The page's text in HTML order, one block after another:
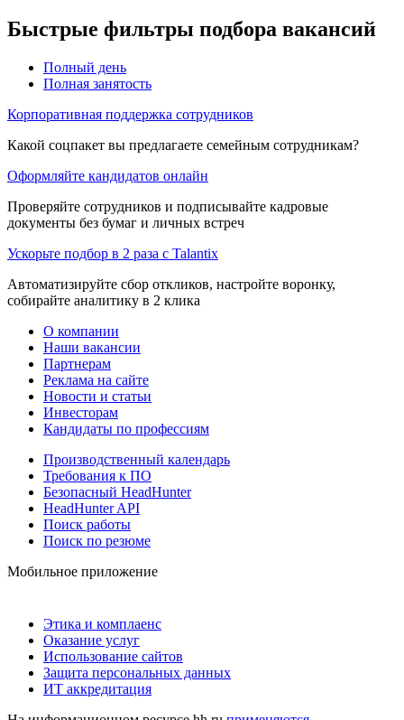
Быстрые фильтры подбора вакансий
Полный день
Полная занятость
Корпоративная поддержка сотрудников
Какой соцпакет вы предлагаете семейным сотрудникам?
Оформляйте кандидатов онлайн
Проверяйте сотрудников и подписывайте кадровые
документы без бумаг и личных встреч
Ускорьте подбор в 2 раза с Talantix
Автоматизируйте сбор откликов, настройте воронку,
собирайте аналитику в 2 клика
О компании
Наши вакансии
Партнерам
Реклама на сайте
Новости и статьи
Инвесторам
Кандидаты по профессиям
Производственный календарь
Требования к ПО
Безопасный HeadHunter
HeadHunter API
Поиск работы
Поиск по резюме
Мобильное приложение
Этика и комплаенс
Оказание услуг
Использование сайтов
Защита персональных данных
ИТ аккредитация